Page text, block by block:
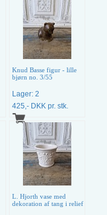
Knud Basse figur - lille
bjørn no. 3/55
Lager: 2
425,- DKK pr. stk.
L. Hjorth vase med
dekoration af tang i relief